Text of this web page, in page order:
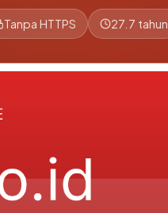
Tanpa HTTPS 27.7 tahun